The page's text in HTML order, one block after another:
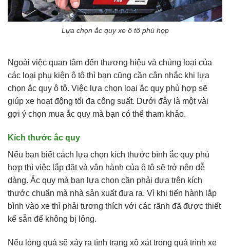
Lựa chọn ắc quy xe ô tô phù hợp
Ngoài việc quan tâm đến thương hiệu và chủng loại của
các loại phụ kiện ô tô thì bạn cũng cần cân nhắc khi lựa
chọn ắc quy ô tô. Việc lựa chọn loại ắc quy phù hợp sẽ
giúp xe hoạt động tối đa công suất. Dưới đây là một vài
gợi ý chọn mua ắc quy mà bạn có thể tham khảo.
Kích thước ắc quy
Nếu bạn biết cách lựa chọn kích thước bình ắc quy phù
hợp thì việc lắp đặt và vận hành của ô tô sẽ trở nên dễ
dàng. Ắc quy mà bạn lựa chọn cần phải dựa trên kích
thước chuẩn mà nhà sản xuất đưa ra. Vì khi tiến hành lắp
bình vào xe thì phải tương thích với các rãnh đã được thiết
kế sẵn để không bị lỏng.
Nếu lỏng quá sẽ xảy ra tình trạng xô xát trong quá trình xe